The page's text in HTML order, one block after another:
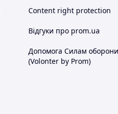
Content right protection
Відгуки про prom.ua
Допомога Силам оборони
(Volonter by Prom)